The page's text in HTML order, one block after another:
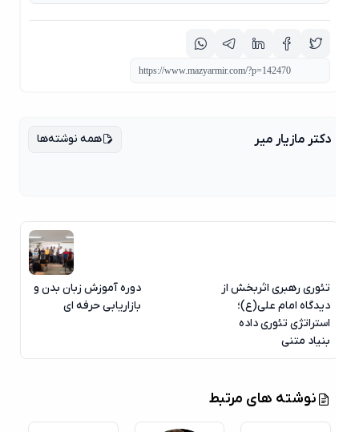
دکتر مازیار میر همه نوشته‌ها
تئوری رهبری اثربخش از
دیدگاه امام علی(ع)؛
استراتژی تئوری داده
بنیاد متنی
دوره آموزش زبان بدن و
بازاریابی حرفه ای
نوشته های مرتبط